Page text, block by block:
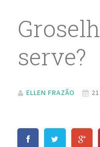
serve?
ELLEN FRAZÃO